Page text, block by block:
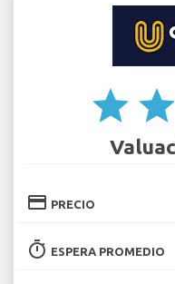
star star
credit_card PRECIO
timer ESPERA PROMEDIO